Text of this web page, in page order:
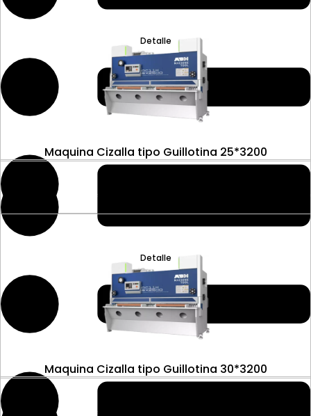
Detalle
Detalle
Maquina Cizalla tipo Guillotina 25*3200
Maquina Cizalla tipo Guillotina 30*3200